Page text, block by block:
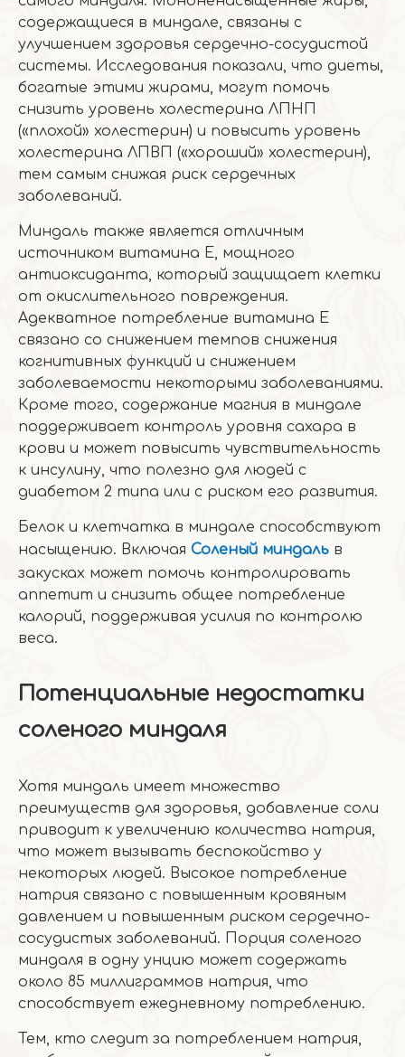
содержащиеся в миндале, связаны с
улучшением здоровья сердечно-сосудистой
системы. Исследования показали, что диеты,
богатые этими жирами, могут помочь
снизить уровень холестерина ЛПНП
(«плохой» холестерин) и повысить уровень
холестерина ЛПВП («хороший» холестерин),
тем самым снижая риск сердечных
заболеваний.
Миндаль также является отличным
источником витамина Е, мощного
антиоксиданта, который защищает клетки
от окислительного повреждения.
Адекватное потребление витамина Е
связано со снижением темпов снижения
когнитивных функций и снижением
заболеваемости некоторыми заболеваниями.
Кроме того, содержание магния в миндале
поддерживает контроль уровня сахара в
крови и может повысить чувствительность
к инсулину, что полезно для людей с
диабетом 2 типа или с риском его развития.
Белок и клетчатка в миндале способствуют
насыщению. Включая Соленый миндаль в
закусках может помочь контролировать
аппетит и снизить общее потребление
калорий, поддерживая усилия по контролю
веса.
Потенциальные недостатки
соленого миндаля
Хотя миндаль имеет множество
преимуществ для здоровья, добавление соли
приводит к увеличению количества натрия,
что может вызывать беспокойство у
некоторых людей. Высокое потребление
натрия связано с повышенным кровяным
давлением и повышенным риском сердечно-
сосудистых заболеваний. Порция соленого
миндаля в одну унцию может содержать
около 85 миллиграммов натрия, что
способствует ежедневному потреблению.
Тем, кто следит за потреблением натрия,